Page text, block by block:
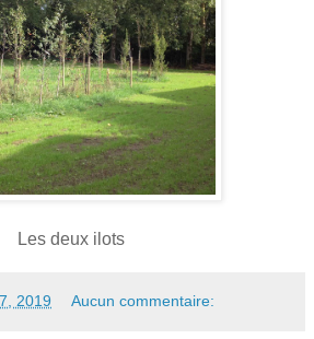
Les deux ilots
2019 Aucun commentaire: